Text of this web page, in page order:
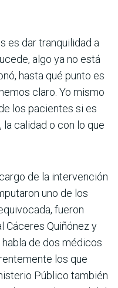
es dar tranquilidad a
algo ya no está
hasta qué punto es
claro. Yo mismo
los pacientes si es
calidad o con lo que
de la intervención
uno de los
fueron
Cáceres Quiñónez y
habla de dos médicos
los que
Público también